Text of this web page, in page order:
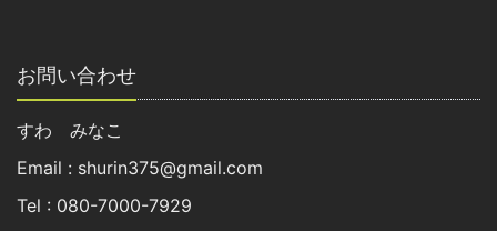
お問い合わせ
すわ みなこ
Email : shurin375@gmail.com
Tel : 080-7000-7929